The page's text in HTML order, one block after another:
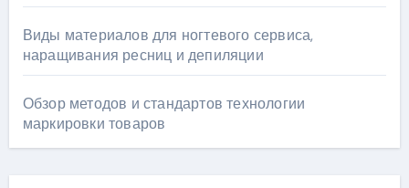
Виды материалов для ногтевого сервиса,
наращивания ресниц и депиляции
Обзор методов и стандартов технологии
маркировки товаров